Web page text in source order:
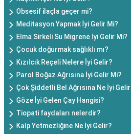
Obsesif ilaçla geçer mi?
Meditasyon Yapmak İyi Gelir Mi?
Elma Sirkeli Su Migrene İyi Gelir Mi?
Çocuk doğurmak sağlıklı mı?
Kızılcık Reçeli Nelere İyi Gelir?
Parol Boğaz Ağrısına İyi Gelir Mi?
Çok Şiddetli Bel Ağrısına Ne İyi
Göze İyi Gelen Çay Hangisi?
Tiopati faydaları nelerdir?
Kalp Yetmezliğine Ne İyi Gelir?